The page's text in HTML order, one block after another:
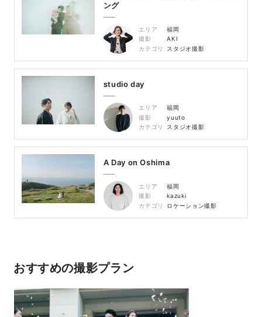
ング
エリア
福岡
撮影
AKI
カテゴリ
スタジオ撮影
studio day
エリア
福岡
撮影
yuuto
カテゴリ
スタジオ撮影
A Day on Oshima
エリア
福岡
撮影
kazuki
カテゴリ
ロケーション撮影
おすすめの撮影プラン